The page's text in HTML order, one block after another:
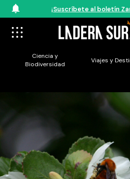
¡Suscríbete al boletín
Ciencia y
Biodiversidad
Viajes y